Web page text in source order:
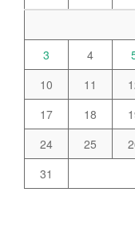
3
4
10
11
17
18
24
25
31